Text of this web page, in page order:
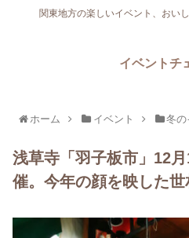
関東地方の楽しいイベント、おい
イベントチ
ホーム イベント 冬の
浅草寺「羽子板市」12
催。今年の顔を映した世